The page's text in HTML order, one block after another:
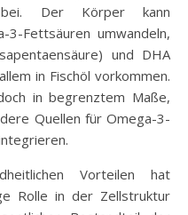
bei. Der Körper kann
3-Fettsäuren umwandeln,
und DHA
in Fischöl vorkommen.
in begrenztem Maße,
Quellen für Omega-3-
Vorteilen hat
Rolle in der Zellstruktur